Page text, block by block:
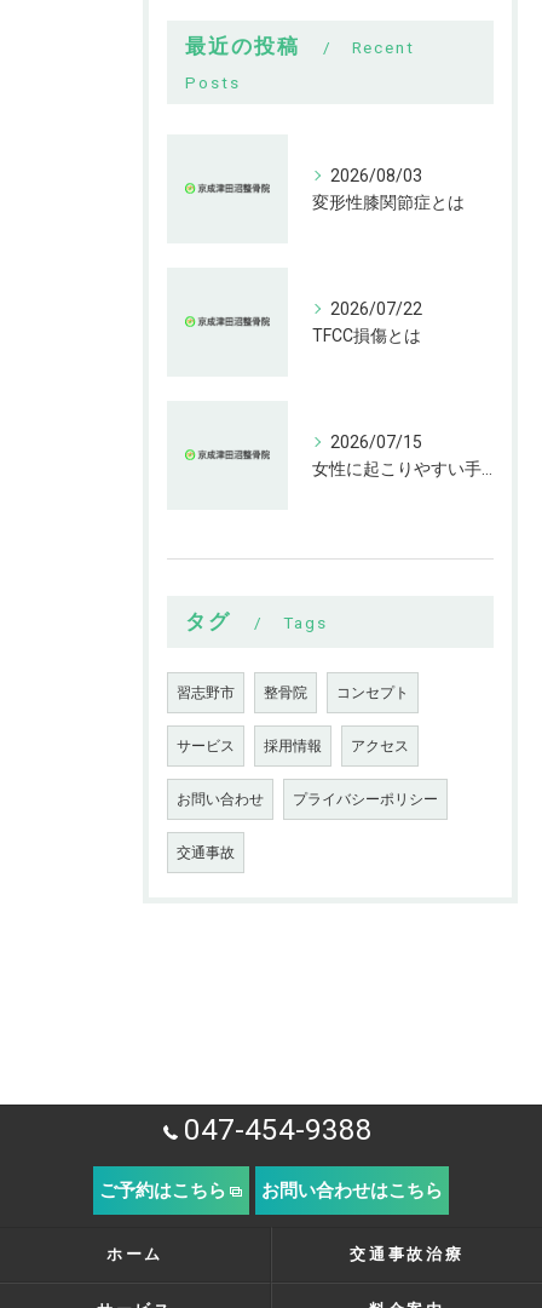
最近の投稿
Recent
Posts
2026/08/03
変形性膝関節症とは
2026/07/22
TFCC損傷とは
2026/07/15
タグ Tags
習志野市 整骨院 コンセプト
サービス 採用情報 アクセス
お問い合わせ プライバシーポリシー
交通事故
047-454-9388
ご予約はこちら お問い合わせはこちら
ホーム 交通事故治療